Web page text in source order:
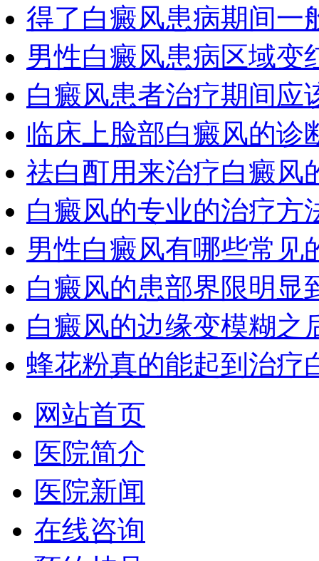
得了白癜风患病期间一
男性白癜风患病区域变
白癜风患者治疗期间应
临床上脸部白癜风的诊
祛白酊用来治疗白癜风
白癜风的专业的治疗方
男性白癜风有哪些常见
白癜风的患部界限明显
白癜风的边缘变模糊之
蜂花粉真的能起到治疗
网站首页
医院简介
医院新闻
在线咨询